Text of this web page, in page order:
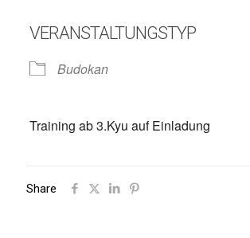
VERANSTALTUNGSTYP
Budokan
Training ab 3.Kyu auf Einladung
Share